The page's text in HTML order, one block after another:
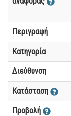
Περιγραφή
Κατηγορία
Διεύθυνση
Κατάσταση
Προβολή